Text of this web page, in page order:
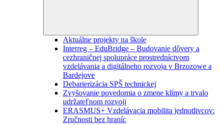
Aktuálne projekty na škole
Interreg – EduBridge – Budovanie dôvery a
cezhraničnej spolupráce prostredníctvom
vzdelávania a digitálneho rozvoja v Brzozowe a
Bardejove
Debarierizácia SPŠ technickej
Zvyšovanie povedomia o zmene klímy a trvalo
udržateľnom rozvoji
ERASMUS+ Vzdelávacia mobilita jednotlivcov:
Zručnosti bez hraníc